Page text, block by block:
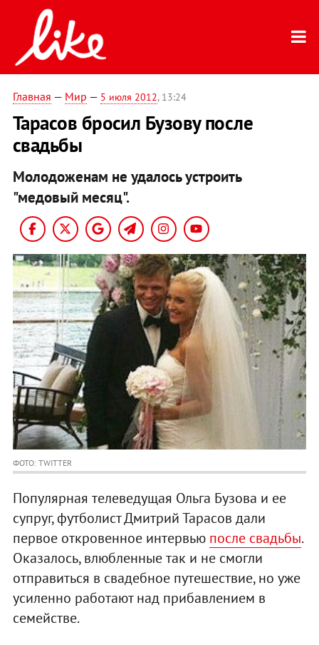
Главная — Мир — 5 июля 2012, 13:24
Тарасов бросил Бузову после
свадьбы
Молодоженам не удалось устроить
"медовый месяц".
ФОТО: TWITTER
Популярная телеведущая Ольга Бузова и ее
супруг, футболист Дмитрий Тарасов дали
первое откровенное интервью после свадьбы.
Оказалось, влюбленные так и не смогли
отправиться в свадебное путешествие, но уже
усиленно работают над прибавлением в
семействе.